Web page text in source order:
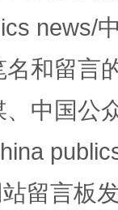
news/
和留言
中国公
留言板